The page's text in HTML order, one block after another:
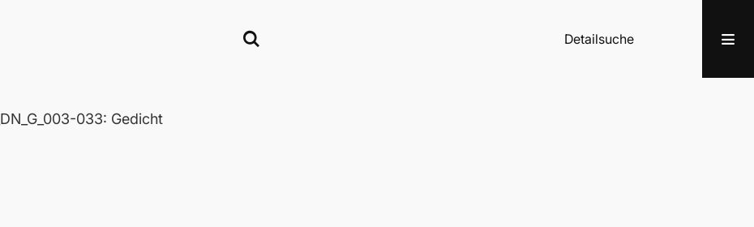
Detailsuche
033: Gedicht